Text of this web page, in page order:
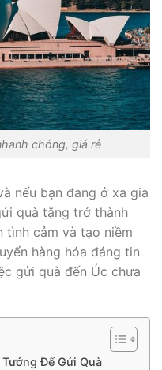
chóng, giá rẻ
nếu bạn đang ở xa gia
quà tặng trở thành
tình cảm và tạo niềm
hàng hóa đáng tin
gửi quà đến Úc chưa
Để Gửi Quà